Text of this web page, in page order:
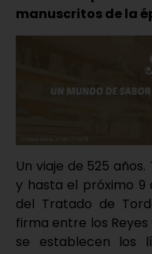
manuscritos de la
Un viaje de 525
y hasta el próximo 9
del Tratado de
firma entre los
se establecen los